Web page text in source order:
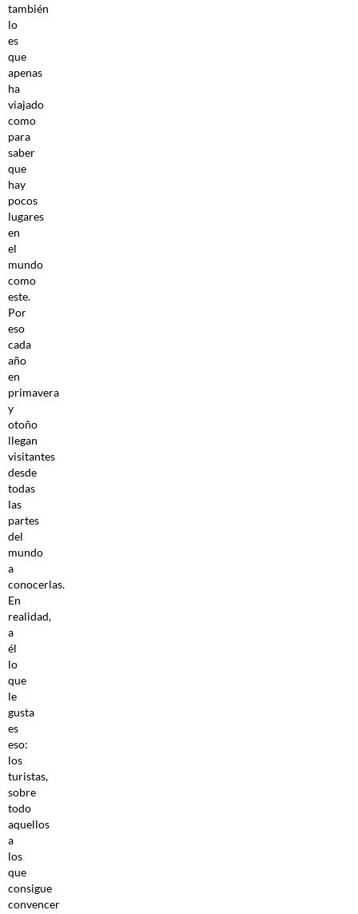
también
lo
es
que
apenas
ha
viajado
como
para
saber
que
hay
pocos
lugares
en
el
mundo
como
este.
Por
eso
cada
año
en
primavera
y
otoño
llegan
visitantes
desde
todas
las
partes
del
mundo
a
conocerlas.
En
realidad,
a
él
lo
que
le
gusta
es
eso:
los
turistas,
sobre
todo
aquellos
a
los
que
consigue
convencer